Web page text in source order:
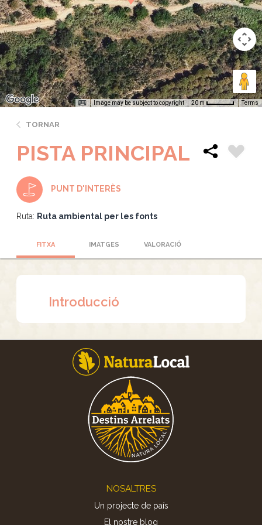
Image may be subject to copyright 20 m Terms
TORNAR
PISTA PRINCIPAL
PUNT D'INTERÈS
Ruta: Ruta ambiental per les fonts
FITXA IMATGES VALORACIÓ
Introducció
NOSALTRES
Un projecte de país
El nostre blog